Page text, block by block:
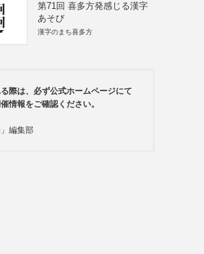
第71回 喜多方発感じる漢字
あそび
漢字のまち喜多方
際は、必ず公式ホームページにて
情報をご確認ください。
」編集部